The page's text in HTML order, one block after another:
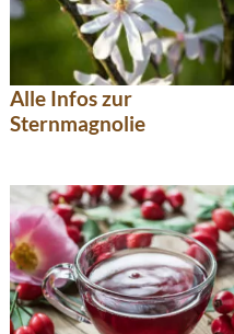
Alle Infos zur
Sternmagnolie